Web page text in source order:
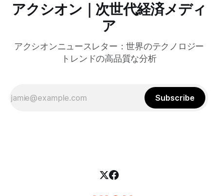
アクシオン｜次世代経済メディ
ア
アクシオンニュースレター：世界のテクノロジー
トレンドの高品質な分析
Subscribe